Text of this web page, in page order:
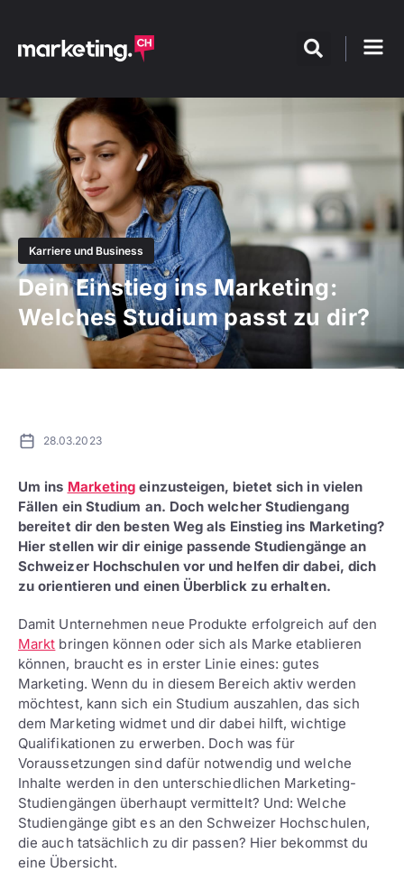
Karriere und Business
Dein Einstieg ins Marketing:
Welches Studium passt zu dir?
28.03.2023
Um ins Marketing einzusteigen, bietet sich in vielen
Fällen ein Studium an. Doch welcher Studiengang
bereitet dir den besten Weg als Einstieg ins Marketing?
Hier stellen wir dir einige passende Studiengänge an
Schweizer Hochschulen vor und helfen dir dabei, dich
zu orientieren und einen Überblick zu erhalten.
Damit Unternehmen neue Produkte erfolgreich auf den
Markt bringen können oder sich als Marke etablieren
können, braucht es in erster Linie eines: gutes
Marketing. Wenn du in diesem Bereich aktiv werden
möchtest, kann sich ein Studium auszahlen, das sich
dem Marketing widmet und dir dabei hilft, wichtige
Qualifikationen zu erwerben. Doch was für
Voraussetzungen sind dafür notwendig und welche
Inhalte werden in den unterschiedlichen Marketing-
Studiengängen überhaupt vermittelt? Und: Welche
Studiengänge gibt es an den Schweizer Hochschulen,
die auch tatsächlich zu dir passen? Hier bekommst du
eine Übersicht.